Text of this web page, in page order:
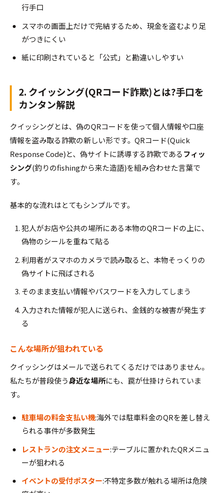
行手口
スマホの画面上だけで完結するため、現金を盗むより足
がつきにくい
紙に印刷されていると「公式」と勘違いしやすい
2. クイッシング(QRコード詐欺)とは?手口を
カンタン解説
クイッシングとは、偽のQRコードを使って個人情報や口座
情報を盗み取る詐欺の新しい形です。QRコード(Quick
Response Code)と、偽サイトに誘導する詐欺であるフィッ
シング(釣りのfishingから来た造語)を組み合わせた言葉で
す。
基本的な流れはとてもシンプルです。
犯人がお店や公共の場所にある本物のQRコードの上に、
偽物のシールを重ねて貼る
利用者がスマホのカメラで読み取ると、本物そっくりの
偽サイトに飛ばされる
そのまま支払い情報やパスワードを入力してしまう
入力された情報が犯人に送られ、金銭的な被害が発生す
る
こんな場所が狙われている
クイッシングはメールで送られてくるだけではありません。
私たちが普段使う身近な場所にも、罠が仕掛けられていま
す。
駐車場の料金支払い機:海外では駐車料金のQRを差し替え
られる事件が多数発生
レストランの注文メニュー:テーブルに置かれたQRメニュ
ーが狙われる
イベントの受付ポスター:不特定多数が触れる場所は危険